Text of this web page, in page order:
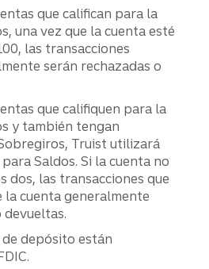
que califican para la
una vez que la cuenta esté
las transacciones
serán rechazadas o
que califiquen para la
y también tengan
Truist utilizará
Saldos. Si la cuenta no
dos, las transacciones que
la cuenta generalmente
devueltas.
depósito están